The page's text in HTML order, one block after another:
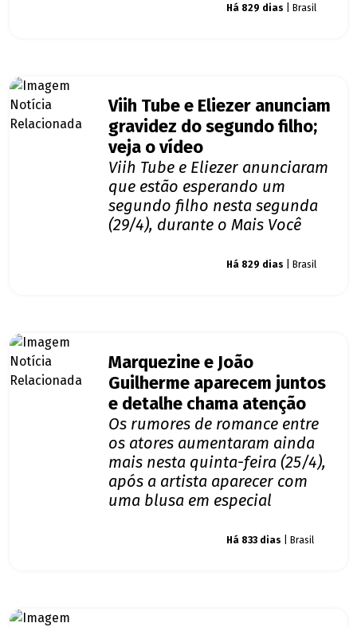
Há 829 dias | Brasil
Viih Tube e Eliezer anunciam
gravidez do segundo filho;
veja o vídeo
Viih Tube e Eliezer anunciaram
que estão esperando um
segundo filho nesta segunda
(29/4), durante o Mais Você
Há 829 dias | Brasil
Marquezine e João
Guilherme aparecem juntos
e detalhe chama atenção
Os rumores de romance entre
os atores aumentaram ainda
mais nesta quinta-feira (25/4),
após a artista aparecer com
uma blusa em especial
Há 833 dias | Brasil